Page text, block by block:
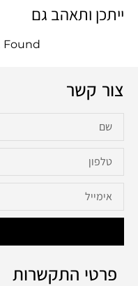
ייתכן ותאהב גם
צור קשר
פרטי התקשרות